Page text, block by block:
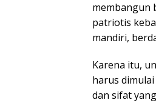
membangun
patriotis
mandiri,
Karena itu,
harus
dan sifat